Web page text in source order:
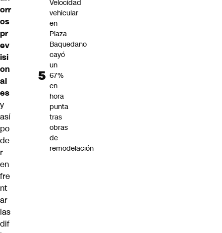
orr
os
pr
ev
isi
on
al
es
y
así
po
de
r
en
fre
nt
ar
las
dif
Velocidad
vehicular
en
Plaza
Baquedano
cayó
un
67%
en
hora
punta
tras
obras
de
remodelación